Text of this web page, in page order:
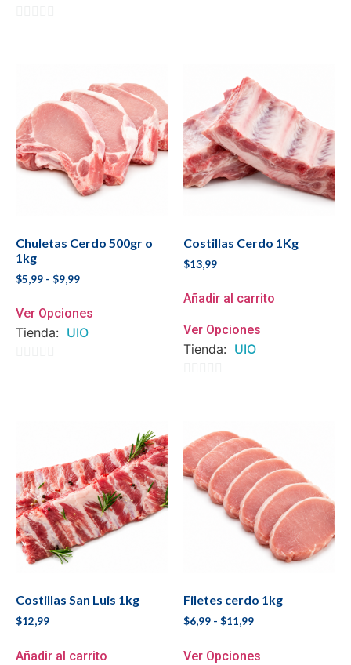
Chuletas Cerdo 500gr o
1kg
$5,99 - $9,99
Ver Opciones
Tienda: UIO
Costillas Cerdo 1Kg
$13,99
Añadir al carrito
Ver Opciones
Tienda: UIO
Costillas San Luis 1kg
$12,99
Añadir al carrito
Filetes cerdo 1kg
$6,99 - $11,99
Ver Opciones